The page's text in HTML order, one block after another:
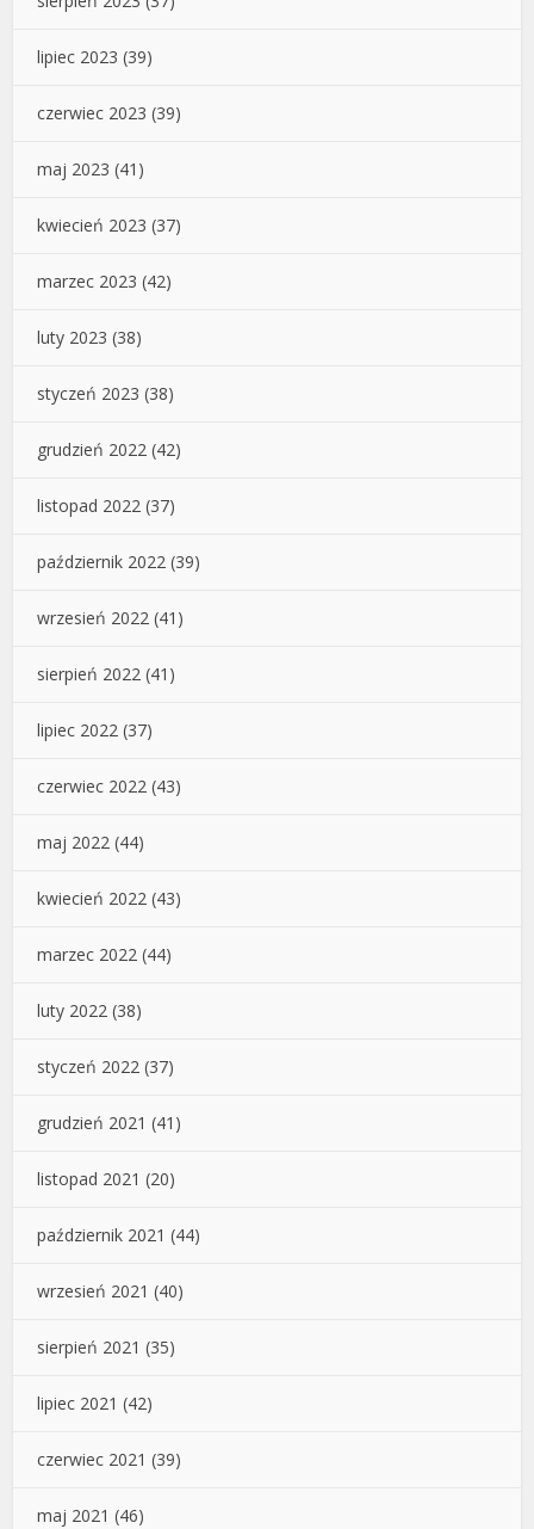
lipiec 2023 (39)
czerwiec 2023 (39)
maj 2023 (41)
kwiecień 2023 (37)
marzec 2023 (42)
luty 2023 (38)
styczeń 2023 (38)
grudzień 2022 (42)
listopad 2022 (37)
październik 2022 (39)
wrzesień 2022 (41)
sierpień 2022 (41)
lipiec 2022 (37)
czerwiec 2022 (43)
maj 2022 (44)
kwiecień 2022 (43)
marzec 2022 (44)
luty 2022 (38)
styczeń 2022 (37)
grudzień 2021 (41)
listopad 2021 (20)
październik 2021 (44)
wrzesień 2021 (40)
sierpień 2021 (35)
lipiec 2021 (42)
czerwiec 2021 (39)
maj 2021 (46)